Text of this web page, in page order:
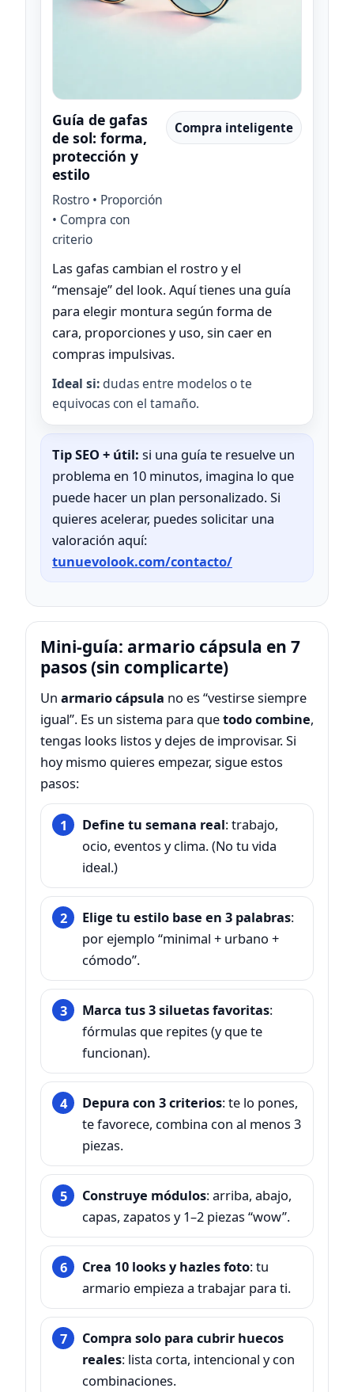
Guía de gafas
de sol: forma,
protección y
estilo
Rostro • Proporción
• Compra con
criterio
Compra inteligente
Las gafas cambian el rostro y el
“mensaje” del look. Aquí tienes una guía
para elegir montura según forma de
cara, proporciones y uso, sin caer en
compras impulsivas.
Ideal si:dudas entre modelos o te
equivocas con el tamaño.
Tip SEO + útil: si una guía te resuelve un
problema en 10 minutos, imagina lo que
puede hacer un plan personalizado. Si
quieres acelerar, puedes solicitar una
valoración aquí:
tunuevolook.com/contacto/
Mini‑guía: armario cápsula en 7
pasos (sin complicarte)
Un armario cápsula no es “vestirse siempre
igual”. Es un sistema para quetodo combine,
tengas looks listos y dejes de improvisar. Si
hoy mismo quieres empezar, sigue estos
pasos:
Define tu semana real: trabajo,
ocio, eventos y clima. (No tu vida
ideal.)
Elige tu estilo base en 3 palabras:
por ejemplo “minimal + urbano +
cómodo”.
Marca tus 3 siluetas favoritas:
fórmulas que repites (y que te
funcionan).
Depura con 3 criterios: te lo pones,
te favorece, combina con al menos 3
piezas.
Construye módulos: arriba, abajo,
capas, zapatos y 1–2 piezas “wow”.
Crea 10 looks y hazles foto: tu
armario empieza a trabajar para ti.
Compra solo para cubrir huecos
reales: lista corta, intencional y con
combinaciones.